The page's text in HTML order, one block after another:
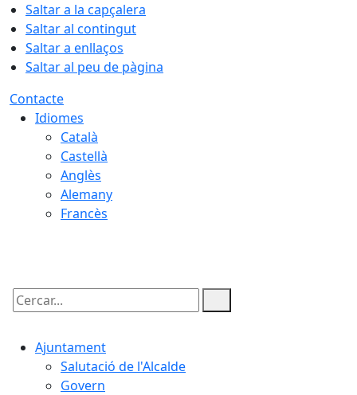
Saltar a la capçalera
Saltar al contingut
Saltar a enllaços
Saltar al peu de pàgina
Contacte
Idiomes
Català
Castellà
Anglès
Alemany
Francès
Cercar:
Ajuntament
Salutació de l'Alcalde
Govern